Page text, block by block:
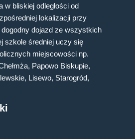
w bliskiej odległości od
lokalizacji przy
dojazd ze wszystkich
szkole średniej uczy się
miejscowości np.
Papowo Biskupie,
Lisewo, Starogród,